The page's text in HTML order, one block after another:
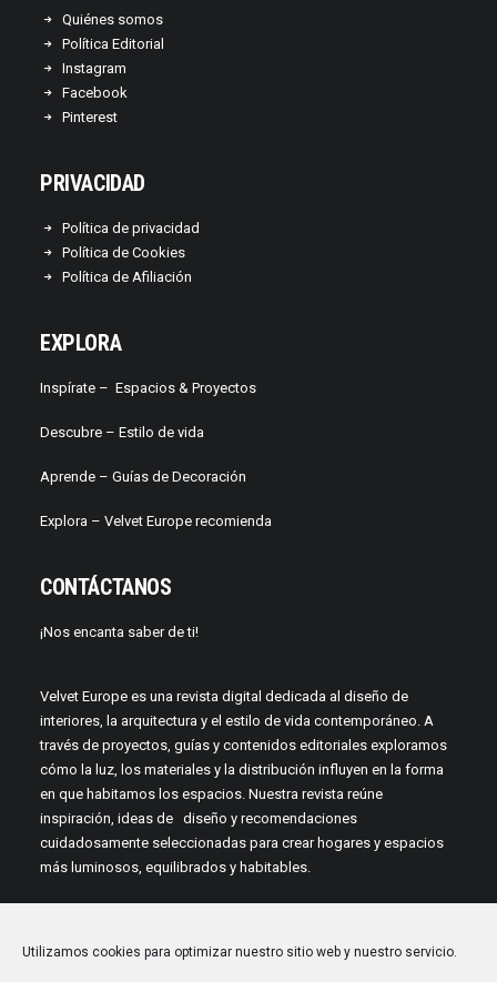
Utilizamos cookies para optimizar nuestro sitio web y nuestro servicio.
Quiénes somos
Política Editorial
Instagram
Facebook
Pinterest
PRIVACIDAD
Política de privacidad
Política de Cookies
Política de Afiliación
EXPLORA
Inspírate – Espacios & Proyectos
Descubre – Estilo de vida
Aprende – Guías de Decoración
Explora – Velvet Europe recomienda
CONTÁCTANOS
¡Nos encanta saber de ti!
Velvet Europe es una revista digital dedicada al diseño de
interiores, la arquitectura y el estilo de vida contemporáneo. A
través de proyectos, guías y contenidos editoriales exploramos
cómo la luz, los materiales y la distribución influyen en la forma
en que habitamos los espacios. Nuestra revista reúne
inspiración, ideas de diseño y recomendaciones
cuidadosamente seleccionadas para crear hogares y espacios
más luminosos, equilibrados y habitables.